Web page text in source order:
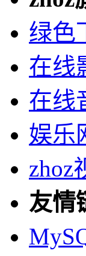
绿色
在线
在线
娱乐
zhoz
友情